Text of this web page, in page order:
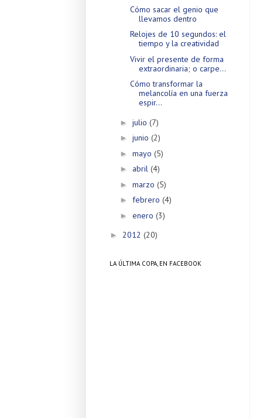
Cómo sacar el genio que
llevamos dentro
Relojes de 10 segundos: el
tiempo y la creatividad
Vivir el presente de forma
extraordinaria; o carpe...
Cómo transformar la
melancolía en una fuerza
espir...
► julio (7)
► junio (2)
► mayo (5)
► abril (4)
► marzo (5)
► febrero (4)
► enero (3)
► 2012 (20)
LA ÚLTIMA COPA, EN FACEBOOK